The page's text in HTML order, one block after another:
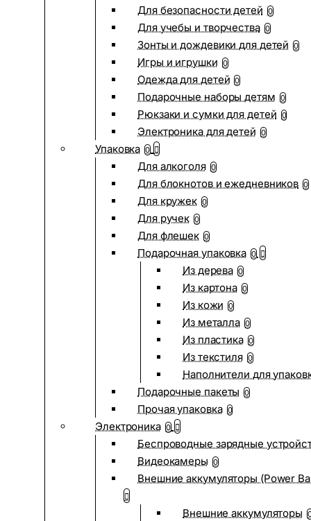
Для безопасности детей 0
Для учебы и творчества 0
Зонты и дождевики для детей 0
Игры и игрушки 0
Одежда для детей 0
Подарочные наборы детям 0
Рюкзаки и сумки для детей 0
Электроника для детей 0
Упаковка 0
Для алкоголя 0
Для блокнотов и ежедневников 0
Для кружек 0
Для ручек 0
Для флешек 0
Подарочная упаковка 0
Из дерева 0
Из картона 0
Из кожи 0
Из металла 0
Из пластика 0
Из текстиля 0
Наполнители для
Подарочные пакеты 0
Прочая упаковка 0
Электроника 0
Беспроводные зарядные
Видеокамеры 0
Внешние аккумуляторы (Power
Внешние аккумуляторы